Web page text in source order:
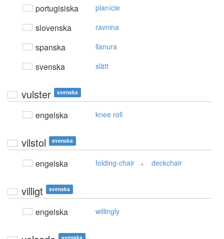
portugisiska planície
slovenska ravnina
spanska llanura
svenska slätt
vulster svenska
engelska knee roll
vilstol svenska
engelska folding-chair , deckchair
villigt svenska
engelska willingly